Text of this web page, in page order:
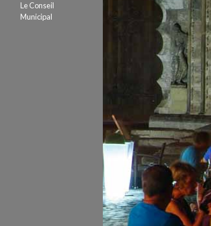
Le Conseil
Municipal